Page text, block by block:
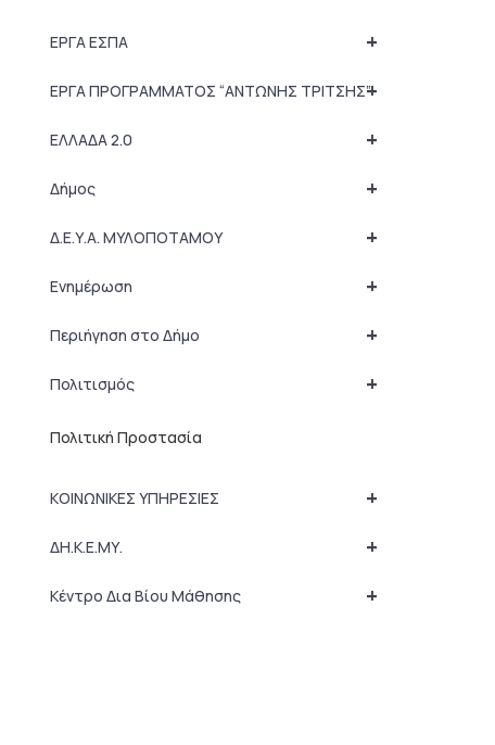
+
ΕΡΓΑ ΕΣΠΑ
+
ΕΡΓΑ ΠΡΟΓΡΑΜΜΑΤΟΣ “ΑΝΤΩΝΗΣ ΤΡΙΤΣΗΣ”
+
ΕΛΛΑΔΑ 2.0
+
Δήμος
+
Δ.Ε.Υ.Α. ΜΥΛΟΠΟΤΑΜΟΥ
+
Ενημέρωση
+
Περιήγηση στο Δήμο
+
Πολιτισμός
Πολιτική Προστασία
+
ΚΟΙΝΩΝΙΚΕΣ ΥΠΗΡΕΣΙΕΣ
+
ΔΗ.Κ.Ε.ΜΥ.
+
Κέντρο Δια Βίου Μάθησης